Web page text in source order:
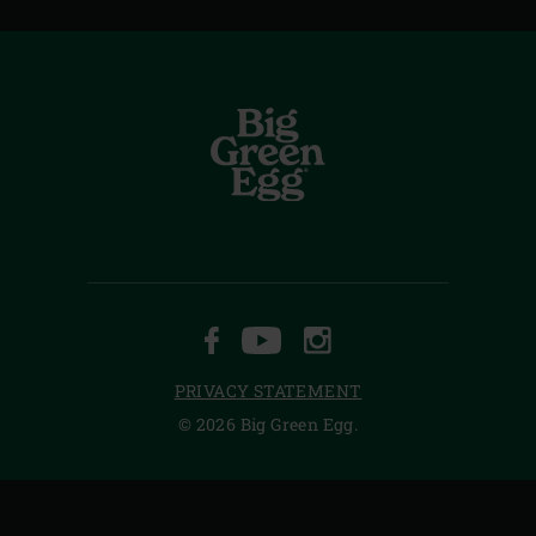
FACEBOOKYOUTUBE
PRIVACY STATEMENT
© 2026 Big Green Egg.